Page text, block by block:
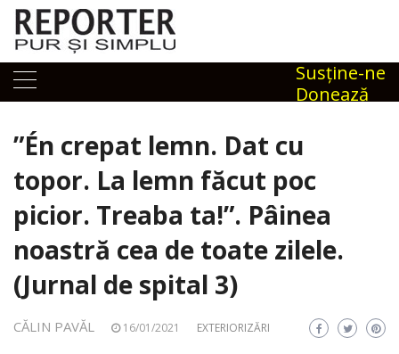
Skip
content
Susţine-ne
Donează
”Én crepat lemn. Dat cu
topor. La lemn făcut poc
picior. Treaba ta!”. Pâinea
noastră cea de toate zilele.
(Jurnal de spital 3)
CĂLIN PAVĂL 16/01/2021 EXTERIORIZĂRI